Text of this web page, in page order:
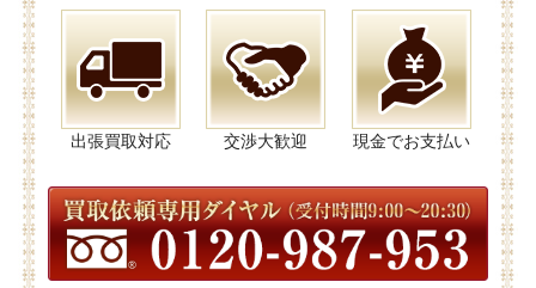
出張買取対応 交渉大歓迎 現金でお支払い